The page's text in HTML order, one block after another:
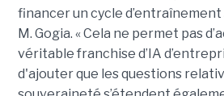
financer un cycle d’entraînement
M. Gogia. « Cela ne permet pas
véritable franchise d’IA
d'ajouterque les questions